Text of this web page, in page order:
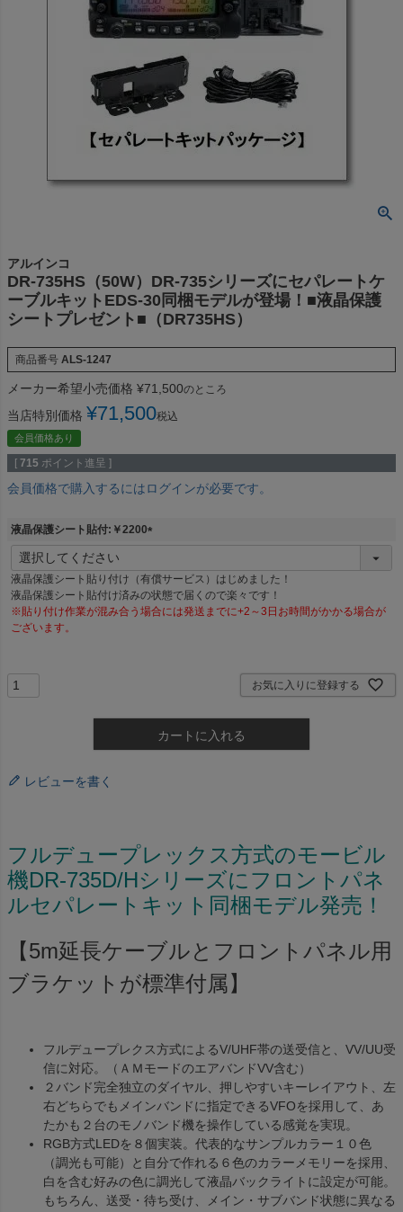
アルインコ
DR-735HS（50W）DR-735シリーズにセパレートケ
ーブルキットEDS-30同梱モデルが登場！■液晶保護
シートプレゼント■（DR735HS）
商品番号 ALS-1247
メーカー希望小売価格 ¥71,500のところ
当店特別価格 ¥71,500税込
会員価格あり
[ 715 ポイント進呈 ]
会員価格で購入するにはログインが必要です。
液晶保護シート貼付:￥2200
(
須
)
液晶保護シート貼り付け（有償サービス）はじめました！
液晶保護シート貼付け済みの状態で届くので楽々です！
※貼り付け作業が混み合う場合には発送までに+2～3日お時間がかかる場合が
ございます。
お気に入りに登録する
カートに入れる
レビューを書く
フルデュープレックス方式のモービル
機DR-735D/Hシリーズにフロントパネ
ルセパレートキット同梱モデル発売！
【5m延長ケーブルとフロントパネル用
ブラケットが標準付属】
フルデュープレクス方式によるV/UHF帯の送受信と、VV/UU受
信に対応。（ＡＭモードのエアバンドVV含む）
２バンド完全独立のダイヤル、押しやすいキーレイアウト、左
右どちらでもメインバンドに指定できるVFOを採用して、あ
たかも２台のモノバンド機を操作している感覚を実現。
RGB方式LEDを８個実装。代表的なサンプルカラー１０色
（調光も可能）と自分で作れる６色のカラーメモリーを採用、
白を含む好みの色に調光して液晶バックライトに設定が可能。
もちろん、送受・待ち受け、メイン・サブバンド状態に異なる